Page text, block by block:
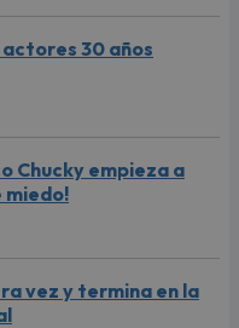
actores 30 años
Chucky empieza a
miedo!
vez y termina en la